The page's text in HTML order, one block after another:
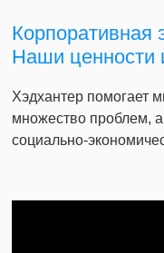
Корпоративная
Наши ценности
Хэдхантер помогает
множество проблем,
социально-